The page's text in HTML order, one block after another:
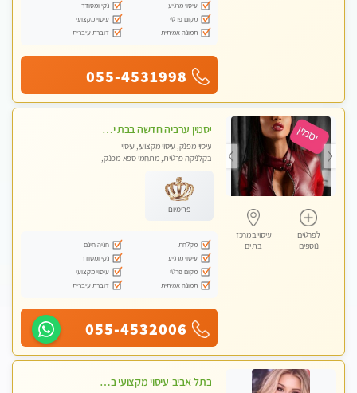
עיסוי מרגיע
נקי ומסודר
מקום פרטי
עיסוי מקצועי
תמונה אמיתית
דוברת עיברית
055-4531998
לפרטים
נוספים
עיסוי במרכז
בת ים
יסמין ערביה חדשה בבת ים חדש חדש .כל סוגי העיסויים במקום הכי מושלם בעיר בת ים . highly recommended..new in the city
עיסוי מפנק, עיסוי מקצועי, עיסוי
בקלניקה פרטית, מתחמי ספא מפנק,
טנטרה
פרימיום
מקלחת
חניה חינם
עיסוי מרגיע
נקי ומסודר
מקום פרטי
עיסוי מקצועי
תמונה אמיתית
דוברת עיברית
055-4532006
בתל-אביב-עיסוי מקצועי ברמה אחת מעל הכולל אבנים חמות רקמות עמוק בשילוב של כל סוגי העיסוי.